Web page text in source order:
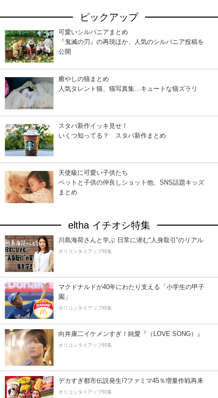
ピックアップ
可愛いシルバニアまとめ
『鬼滅の刃』の再現ほか、人気のシルバニア投稿を
公開
癒やしの猫まとめ
人気タレント猫、猫写真集…キュートな猫ズラリ
スタバ新作イッキ見せ！
いくつ知ってる？ スタバ新作まとめ
天使級に可愛い子供たち
ペットと子供の仲良しショット他、SNS話題キッズ
まとめ
eltha イチオシ特集
川島海荷さんと学ぶ 日常に潜む“人身取引”のリアル
オリコンタイアップ特集
マクドナルドが40年にわたり支える「小学生の甲子
園」
オリコンタイアップ特集
向井康二イケメンすぎ！純愛『（LOVE SONG）』
オリコンタイアップ特集
デカすぎ都市伝説発生!?ファミマ45％増量作戦再来
オリコンタイアップ特集